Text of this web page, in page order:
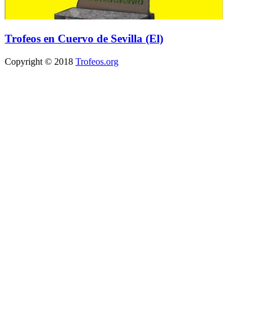
Trofeos en Cuervo de Sevilla (El)
Copyright © 2018 Trofeos.org